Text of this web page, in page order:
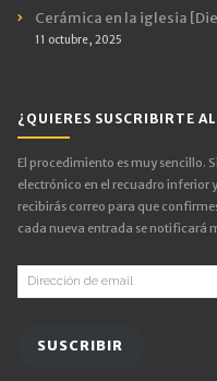
Cerámica en la iglesia
11 octubre, 2025
¿QUIERES SUSCRIBIRTE
El procedimiento es muy sencillo.
electrónico en el recuadro inferior
recibirás correo para que
cada nueva entrada se notificará
Dirección
de
SUSCRIBIR